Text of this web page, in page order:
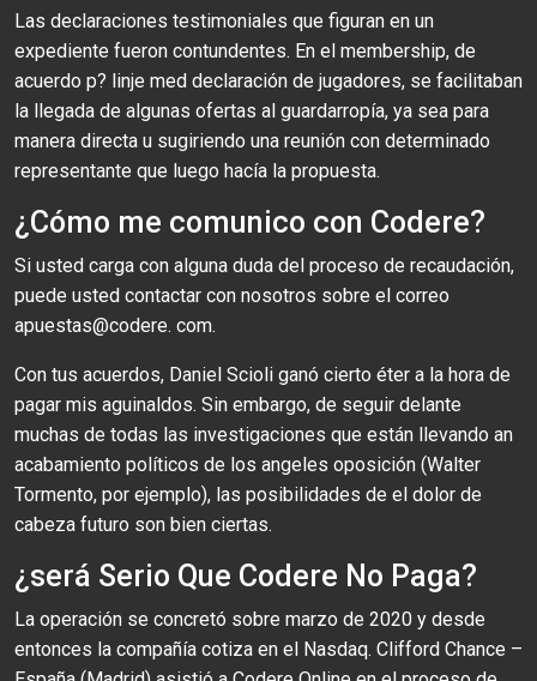
Las declaraciones testimoniales que figuran en un
expediente fueron contundentes. En el membership, de
acuerdo p? linje med declaración de jugadores, se facilitaban
la llegada de algunas ofertas al guardarropía, ya sea para
manera directa u sugiriendo una reunión con determinado
representante que luego hacía la propuesta.
¿Cómo me comunico con Codere?
Si usted carga con alguna duda del proceso de recaudación,
puede usted contactar con nosotros sobre el correo
apuestas@codere. com.
Con tus acuerdos, Daniel Scioli ganó cierto éter a la hora de
pagar mis aguinaldos. Sin embargo, de seguir delante
muchas de todas las investigaciones que están llevando an
acabamiento políticos de los angeles oposición (Walter
Tormento, por ejemplo), las posibilidades de el dolor de
cabeza futuro son bien ciertas.
¿será Serio Que Codere No Paga?
La operación se concretó sobre marzo de 2020 y desde
entonces la compañía cotiza en el Nasdaq. Clifford Chance –